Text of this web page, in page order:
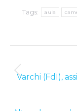
Tags: aula
navigation
Varchi (FdI),